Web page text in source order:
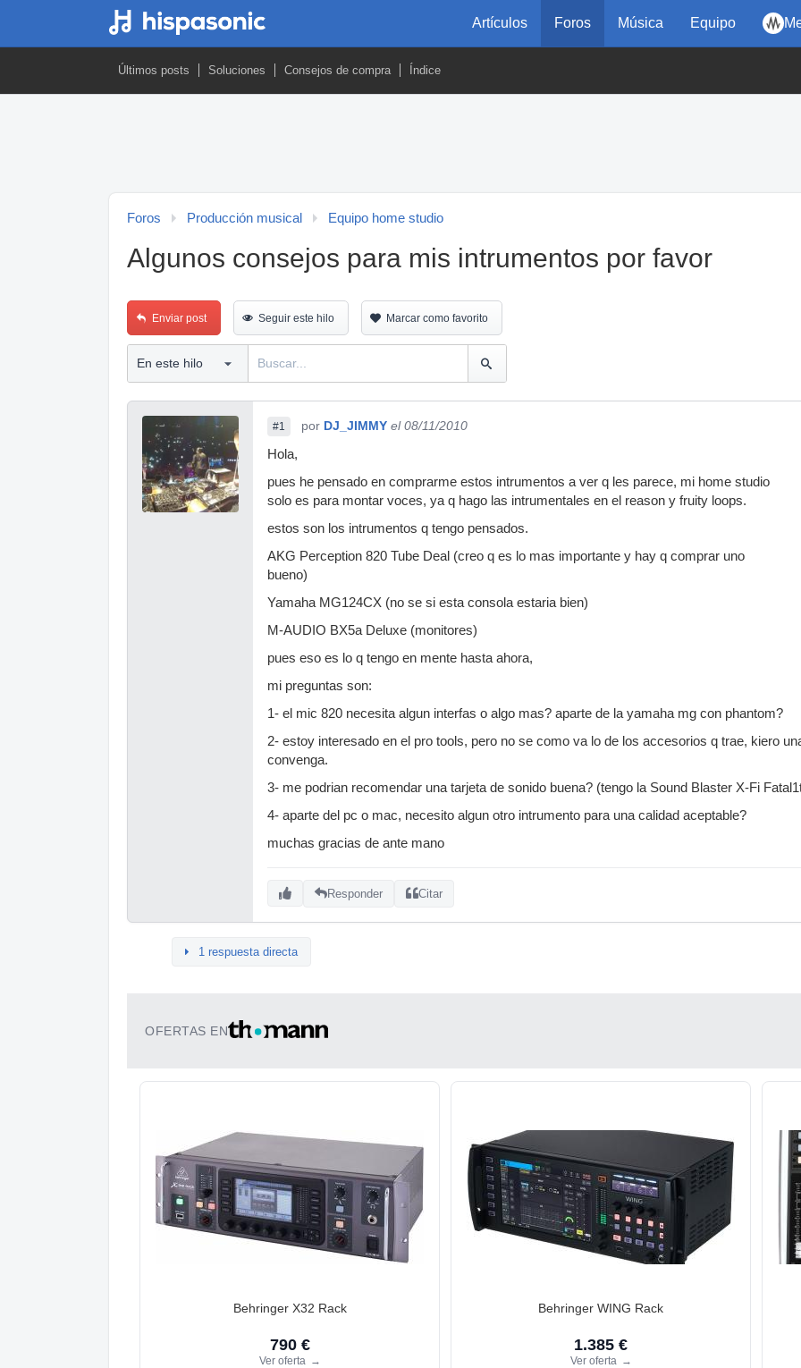
Artículos Foros Música Equipo
Últimos posts Soluciones Consejos de compra Índice
Foros Producción musical Equipo home studio
Algunos consejos para mis intrumentos por favor
Enviar post Seguir este hilo Marcar como favorito
#1 por DJ_JIMMY el 08/11/2010
Hola,
pues he pensado en comprarme estos intrumentos a ver q les parece, mi home studio
solo es para montar voces, ya q hago las intrumentales en el reason y fruity loops.
estos son los intrumentos q tengo pensados.
AKG Perception 820 Tube Deal (creo q es lo mas importante y hay q comprar uno
bueno)
Yamaha MG124CX (no se si esta consola estaria bien)
M-AUDIO BX5a Deluxe (monitores)
pues eso es lo q tengo en mente hasta ahora,
mi preguntas son:
1- el mic 820 necesita algun interfas o algo mas? aparte de la yamaha mg con phantom?
2- estoy interesado en el pro tools, pero no se como va lo de los accesorios q trae, kiero
convenga.
3- me podrian recomendar una tarjeta de sonido buena? (tengo la Sound Blaster X-Fi
4- aparte del pc o mac, necesito algun otro intrumento para una calidad aceptable?
muchas gracias de ante mano
Responder Citar
1 respuesta directa
OFERTAS EN
Behringer X32 Rack
790 €
Ver oferta →
Behringer WING Rack
1.385 €
Ver oferta →